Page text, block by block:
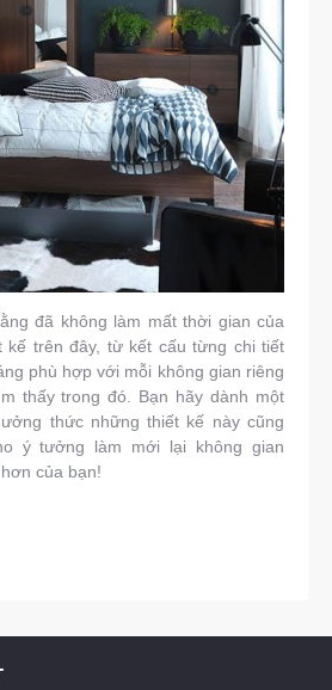
đã không làm mất thời gian của
kế trên đây, từ kết cấu từng chi tiết
phù hợp với mỗi không gian riêng
thấy trong đó. Bạn hãy dành một
thức những thiết kế này cũng
ý tưởng làm mới lại không gian
của bạn!